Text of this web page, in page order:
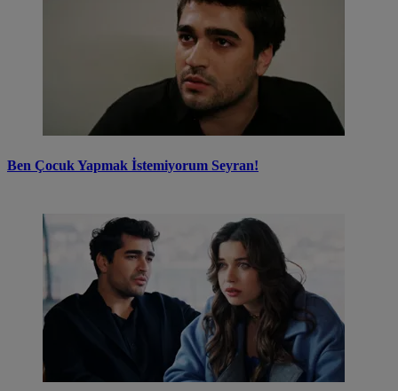
Ben Çocuk Yapmak İstemiyorum Seyran!